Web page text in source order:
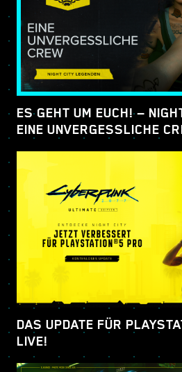
ES GEHT UM EUCH! —
EINE UNVERGESSLICHE
DAS UPDATE FÜR
LIVE!